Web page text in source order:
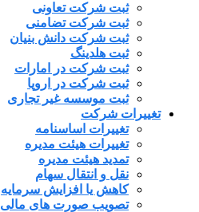
ثبت شرکت تعاونی
ثبت شرکت تضامنی
ثبت شرکت دانش بنیان
ثبت هلدینگ
ثبت شرکت در امارات
ثبت شرکت در اروپا
ثبت موسسه غیر تجاری
تغییرات شرکت
تغییرات اساسنامه
تغییرات هیئت مدیره
تمدید هیئت مدیره
نقل و انتقال سهام
کاهش یا افزایش سرمایه
تصویب صورت های مالی